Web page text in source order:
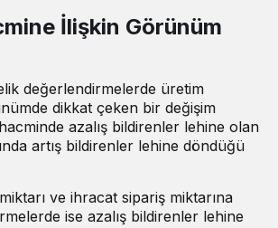
İlişkin Görünüm
değerlendirmelerde üretim
dikkat çeken bir değişim
azalış bildirenler lehine olan
artış bildirenler lehine döndüğü
ve ihracat sipariş miktarına
ise azalış bildirenler lehine